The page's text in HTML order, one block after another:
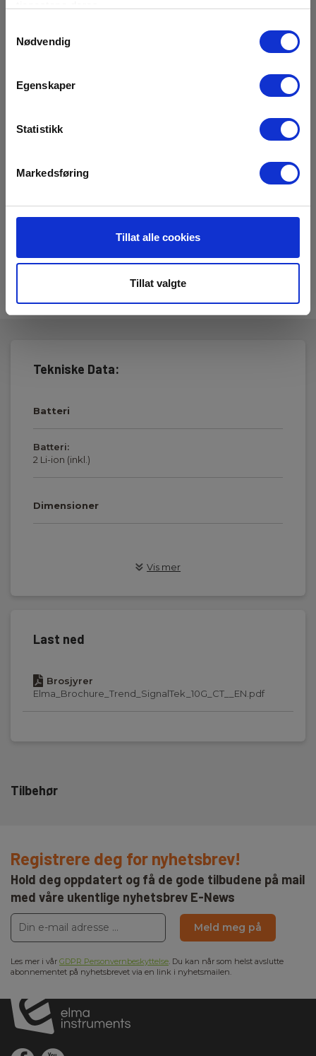
Nødvendig
Egenskaper
Statistikk
Markedsføring
Tillat alle cookies
Tillat valgte
Tekniske Data:
Batteri
Batteri:
2 Li-ion (inkl.)
Dimensioner
Minne:
Kabeltype måling:
Kobber
2 stk , Li-Ion,Genopladeligt, Inkl.
Vis mer
Last ned
Brosjyrer
Elma_Brochure_Trend_SignalTek_10G_CT__EN.pdf
Tilbehør
Registrere deg for nyhetsbrev!
Hold deg oppdatert og få de gode tilbudene på mail
med våre ukentlige nyhetsbrev E-News
Meld meg på
Les mer i vår GDPR Personvernbeskyttelse. Du kan når som helst avslutte
abonnementet på nyhetsbrevet via en link i nyhetsmailen.